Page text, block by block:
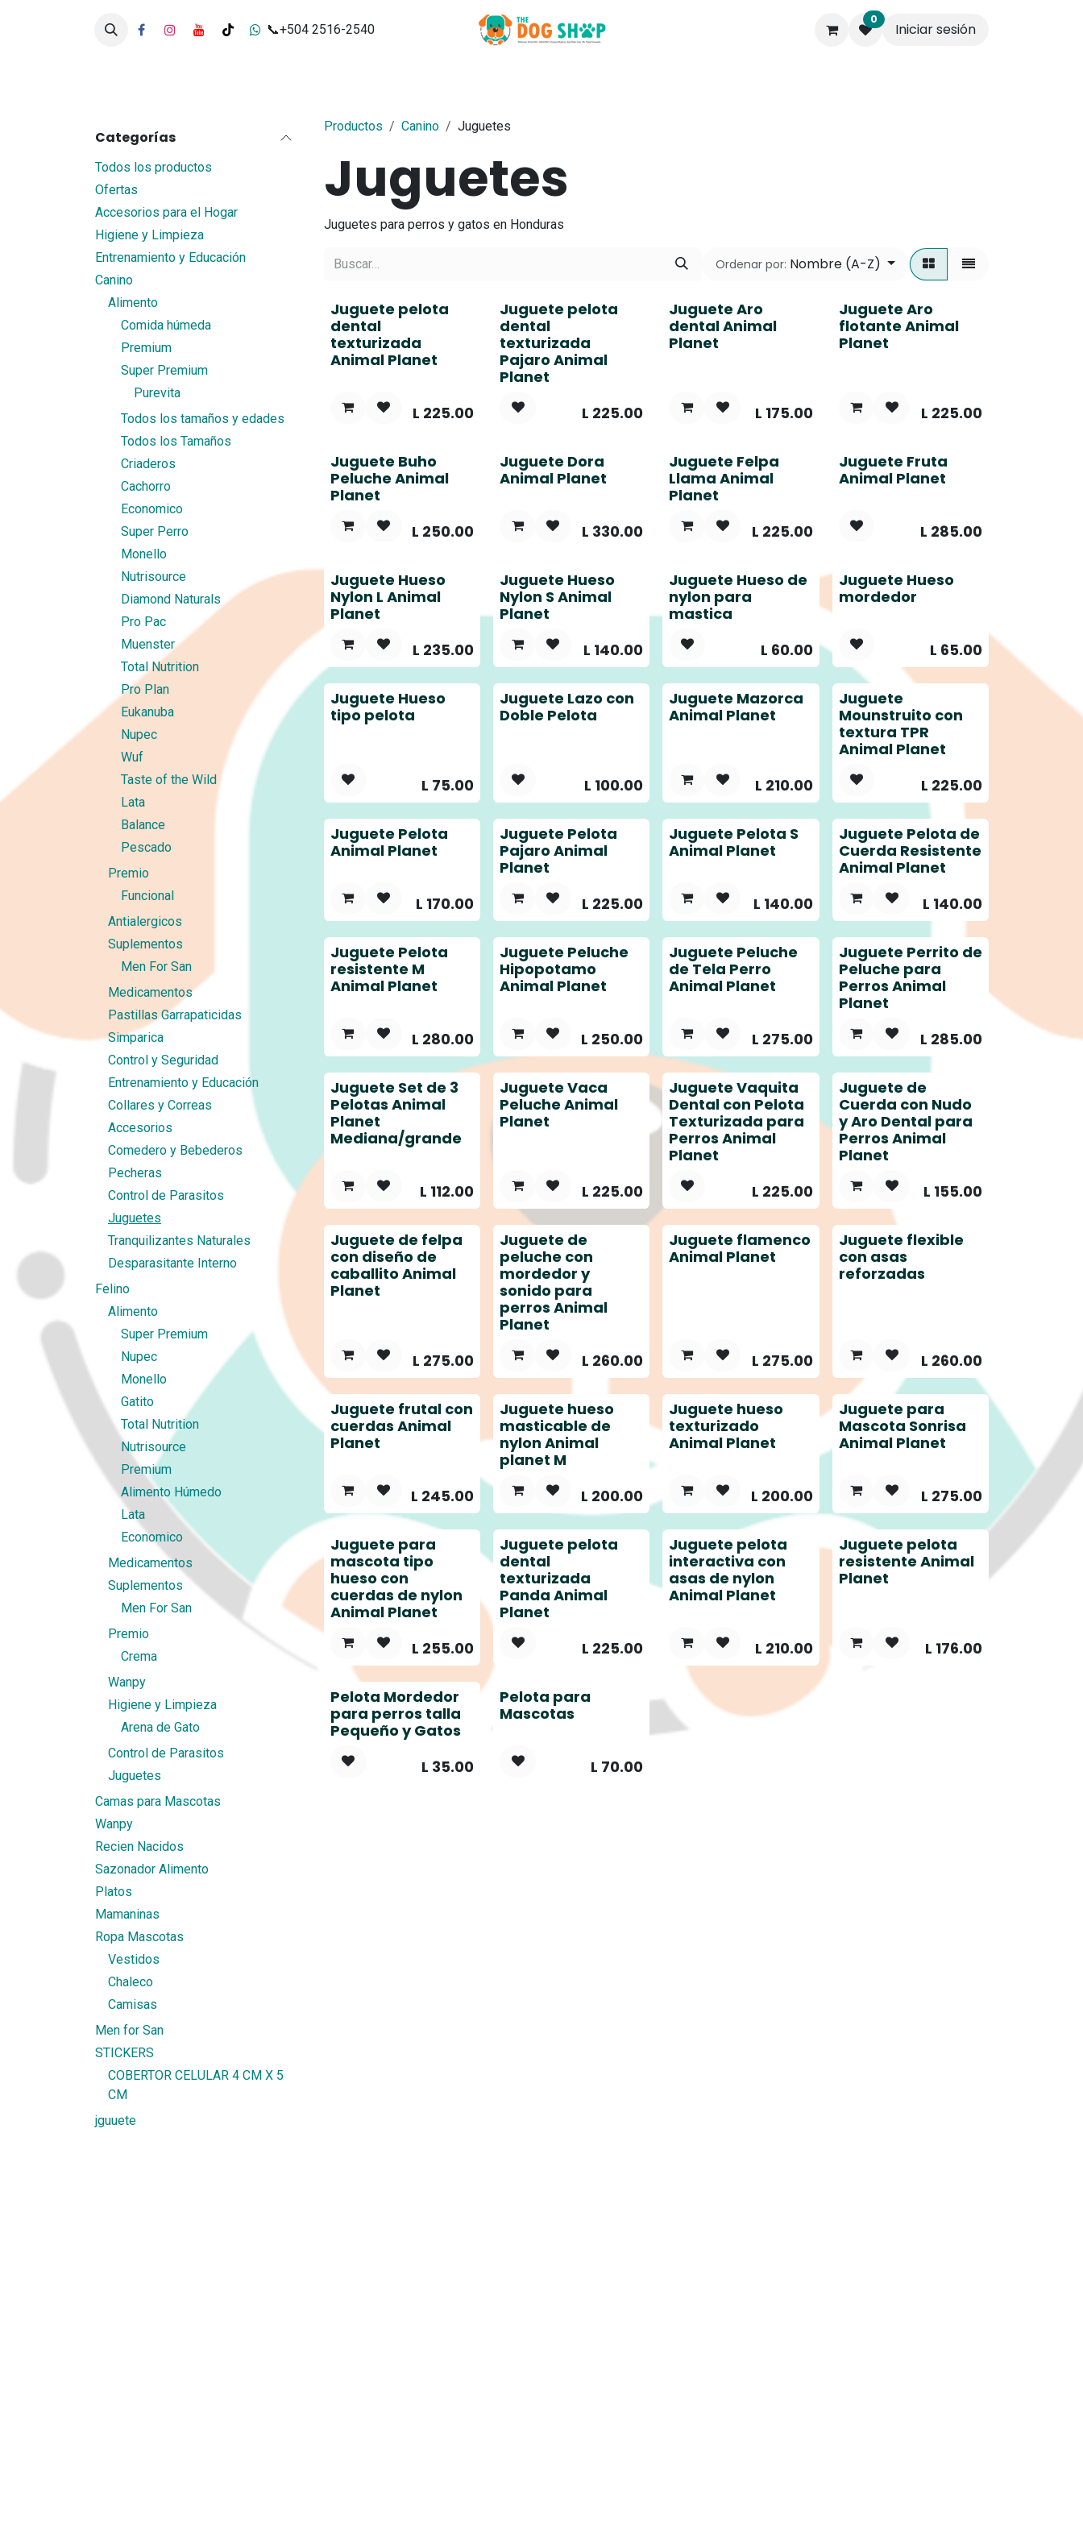
📞+504 2516-2540
0
Iniciar sesión
Categorías
Todos los productos
Ofertas
Accesorios para el Hogar
Higiene y Limpieza
Entrenamiento y Educación
Canino
Alimento
Comida húmeda
Premium
Super Premium
Purevita
Todos los tamaños y edades
Todos los Tamaños
Criaderos
Cachorro
Economico
Super Perro
Monello
Nutrisource
Diamond Naturals
Pro Pac
Muenster
Total Nutrition
Pro Plan
Eukanuba
Nupec
Wuf
Taste of the Wild
Lata
Balance
Pescado
Premio
Funcional
Antialergicos
Suplementos
Men For San
Medicamentos
Pastillas Garrapaticidas
Simparica
Control y Seguridad
Entrenamiento y Educación
Collares y Correas
Accesorios
Comedero y Bebederos
Pecheras
Control de Parasitos
Juguetes
Tranquilizantes Naturales
Desparasitante Interno
Felino
Alimento
Super Premium
Nupec
Monello
Gatito
Total Nutrition
Nutrisource
Premium
Alimento Húmedo
Lata
Economico
Medicamentos
Suplementos
Men For San
Premio
Crema
Wanpy
Higiene y Limpieza
Arena de Gato
Control de Parasitos
Juguetes
Camas para Mascotas
Wanpy
Recien Nacidos
Sazonador Alimento
Platos
Mamaninas
Ropa Mascotas
Vestidos
Chaleco
Camisas
Men for San
STICKERS
COBERTOR CELULAR 4 CM X 5
CM
jguuete
Productos Canino Juguetes
Juguetes
Juguetes para perros y gatos en Honduras
Ordenar por: Nombre (A-Z)
Juguete pelota
dental
texturizada
Animal Planet
L 225.00
Juguete pelota
dental
texturizada
Pajaro Animal
Planet
L 225.00
Juguete Aro
dental Animal
Planet
L 175.00
Juguete Aro
flotante Animal
Planet
L 225.00
Juguete Buho
Peluche Animal
Planet
L 250.00
Juguete Dora
Animal Planet
L 330.00
Juguete Felpa
Llama Animal
Planet
L 225.00
Juguete Fruta
Animal Planet
L 285.00
Juguete Hueso
Nylon L Animal
Planet
L 235.00
Juguete Hueso
Nylon S Animal
Planet
L 140.00
Juguete Hueso de
nylon para
mastica
L 60.00
Juguete Hueso
mordedor
L 65.00
Juguete Hueso
tipo pelota
L 75.00
Juguete Lazo con
Doble Pelota
L 100.00
Juguete Mazorca
Animal Planet
L 210.00
Juguete
Mounstruito con
textura TPR
Animal Planet
L 225.00
Juguete Pelota
Animal Planet
L 170.00
Juguete Pelota
Pajaro Animal
Planet
L 225.00
Juguete Pelota S
Animal Planet
L 140.00
Juguete Pelota de
Cuerda Resistente
Animal Planet
L 140.00
Juguete Pelota
resistente M
Animal Planet
L 280.00
Juguete Peluche
Hipopotamo
Animal Planet
L 250.00
Juguete Peluche
de Tela Perro
Animal Planet
L 275.00
Juguete Perrito de
Peluche para
Perros Animal
Planet
L 285.00
Juguete Set de 3
Pelotas Animal
Planet
Mediana/grande
L 112.00
Juguete Vaca
Peluche Animal
Planet
L 225.00
Juguete Vaquita
Dental con Pelota
Texturizada para
Perros Animal
Planet
L 225.00
Juguete de
Cuerda con Nudo
y Aro Dental para
Perros Animal
Planet
L 155.00
Juguete de felpa
con diseño de
caballito Animal
Planet
L 275.00
Juguete de
peluche con
mordedor y
sonido para
perros Animal
Planet
L 260.00
Juguete flamenco
Animal Planet
L 275.00
Juguete flexible
con asas
reforzadas
L 260.00
Juguete frutal con
cuerdas Animal
Planet
L 245.00
Juguete hueso
masticable de
nylon Animal
planet M
L 200.00
Juguete hueso
texturizado
Animal Planet
L 200.00
Juguete para
Mascota Sonrisa
Animal Planet
L 275.00
Juguete para
mascota tipo
hueso con
cuerdas de nylon
Animal Planet
L 255.00
Juguete pelota
dental
texturizada
Panda Animal
Planet
L 225.00
Juguete pelota
interactiva con
asas de nylon
Animal Planet
L 210.00
Juguete pelota
resistente Animal
Planet
L 176.00
Pelota Mordedor
para perros talla
Pequeño y Gatos
L 35.00
Pelota para
Mascotas
L 70.00